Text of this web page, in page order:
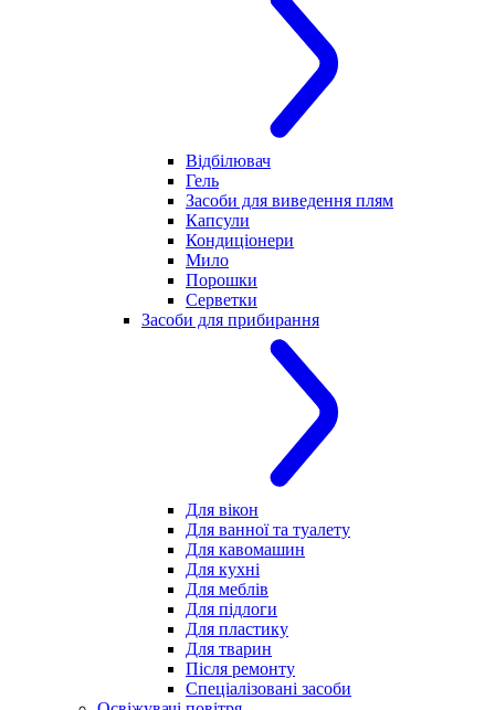
Відбілювач
Гель
Засоби для виведення плям
Капсули
Кондиціонери
Мило
Порошки
Серветки
Засоби для прибирання
Для вікон
Для ванної та туалету
Для кавомашин
Для кухні
Для меблів
Для підлоги
Для пластику
Для тварин
Після ремонту
Спеціалізовані засоби